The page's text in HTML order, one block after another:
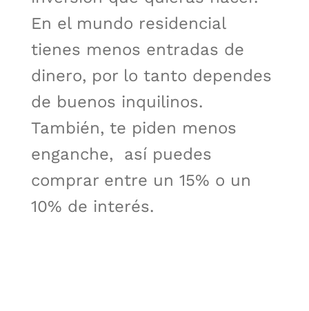
En el mundo residencial
tienes menos entradas de
dinero, por lo tanto dependes
de buenos inquilinos.
También, te piden menos
enganche, así puedes
comprar entre un 15% o un
10% de interés.